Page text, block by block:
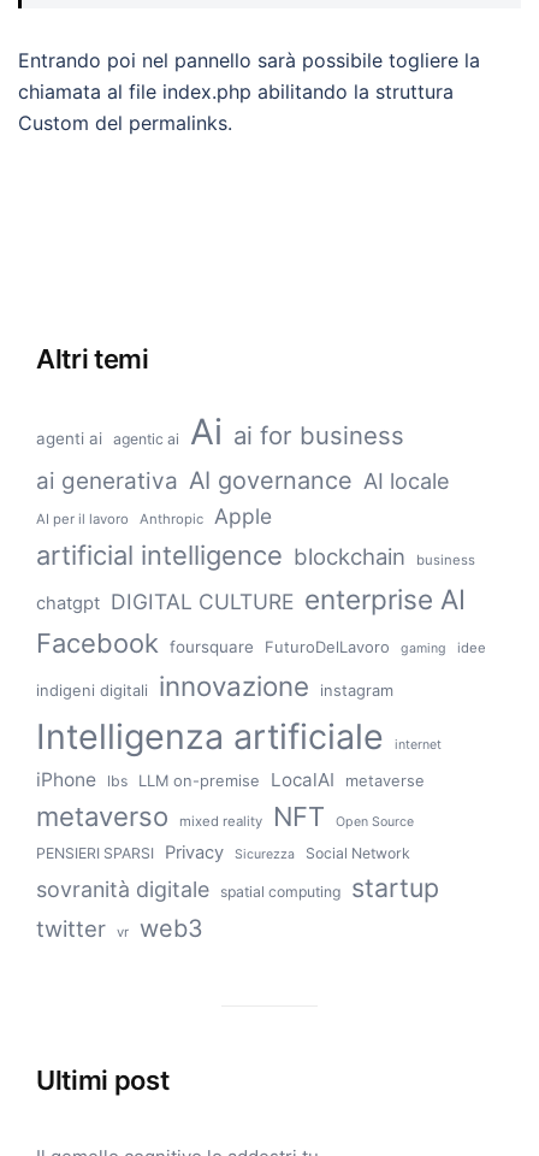
Entrando poi nel pannello sarà possibile togliere la
chiamata al file index.php abilitando la struttura
Custom del permalinks.
Altri temi
agenti ai agentic ai Ai ai for business
ai generativa AI governance AI locale
AI per il lavoro Anthropic Apple
artificial intelligence blockchain business
chatgpt DIGITAL CULTURE enterprise AI
Facebook foursquare FuturoDelLavoro gaming idee
indigeni digitali innovazione instagram
Intelligenza artificiale internet
iPhone lbs LLM on-premise LocalAI metaverse
metaverso mixed reality NFT Open Source
PENSIERI SPARSI Privacy Sicurezza Social Network
sovranità digitale spatial computing startup
twitter vr web3
Ultimi post